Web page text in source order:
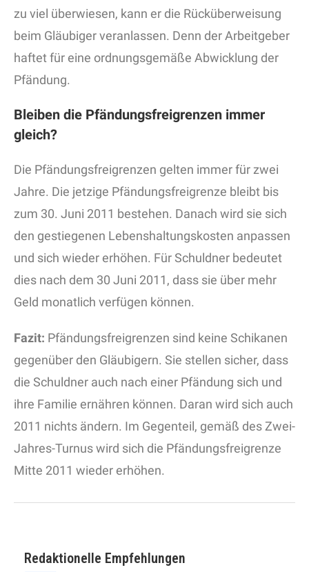
zu viel überwiesen, kann er die Rücküberweisung
beim Gläubiger veranlassen. Denn der Arbeitgeber
haftet für eine ordnungsgemäße Abwicklung der
Pfändung.
Bleiben die Pfändungsfreigrenzen immer
gleich?
Die Pfändungsfreigrenzen gelten immer für zwei
Jahre. Die jetzige Pfändungsfreigrenze bleibt bis
zum 30. Juni 2011 bestehen. Danach wird sie sich
den gestiegenen Lebenshaltungskosten anpassen
und sich wieder erhöhen. Für Schuldner bedeutet
dies nach dem 30 Juni 2011, dass sie über mehr
Geld monatlich verfügen können.
Fazit: Pfändungsfreigrenzen sind keine Schikanen
gegenüber den Gläubigern. Sie stellen sicher, dass
die Schuldner auch nach einer Pfändung sich und
ihre Familie ernähren können. Daran wird sich auch
2011 nichts ändern. Im Gegenteil, gemäß des Zwei-
Jahres-Turnus wird sich die Pfändungsfreigrenze
Mitte 2011 wieder erhöhen.
Redaktionelle Empfehlungen